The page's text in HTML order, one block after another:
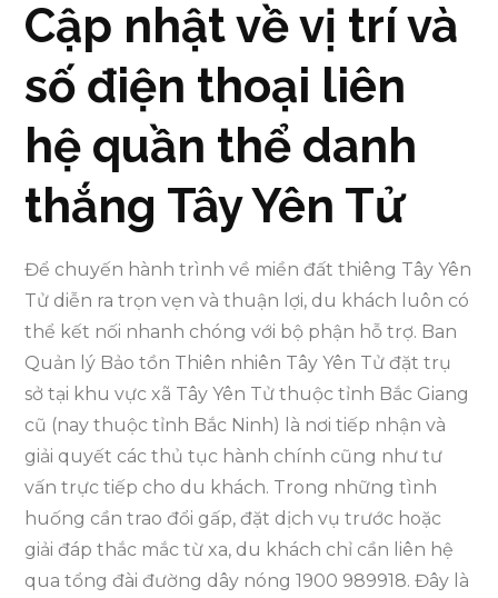
Cập nhật về vị trí và
số điện thoại liên
hệ quần thể danh
thắng Tây Yên Tử
Để chuyến hành trình về miền đất thiêng Tây Yên
Tử diễn ra trọn vẹn và thuận lợi, du khách luôn có
thể kết nối nhanh chóng với bộ phận hỗ trợ. Ban
Quản lý Bảo tồn Thiên nhiên Tây Yên Tử đặt trụ
sở tại khu vực xã Tây Yên Tử thuộc tỉnh Bắc Giang
cũ (nay thuộc tỉnh Bắc Ninh) là nơi tiếp nhận và
giải quyết các thủ tục hành chính cũng như tư
vấn trực tiếp cho du khách. Trong những tình
huống cần trao đổi gấp, đặt dịch vụ trước hoặc
giải đáp thắc mắc từ xa, du khách chỉ cần liên hệ
qua tổng đài đường dây nóng 1900 989918. Đây là